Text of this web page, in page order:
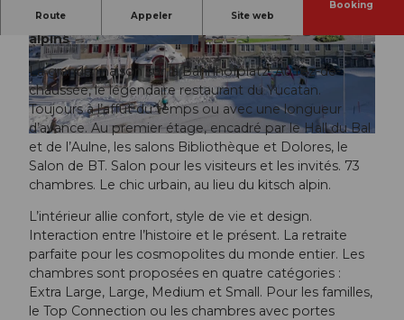
© swisshotel, Hampi Krhenbhl
© Bellevue-Terminus |CC-BY-NC-ND © swisshotel, Hampi Krhenbhl
Route Appeler Site web
Booking
Un style de vie urbain au milieu des paysages
alpins
La grande maison sur la Bahnhofplatz. Au rez-de-
chaussée, le légendaire restaurant du Yucatan.
Toujours à l’affût du temps ou avec une longueur
d’avance. Au premier étage, encadré par le Hall du Bal
et de l’Aulne, les salons Bibliothèque et Dolores, le
Salon de BT. Salon pour les visiteurs et les invités. 73
chambres. Le chic urbain, au lieu du kitsch alpin.
L’intérieur allie confort, style de vie et design.
Interaction entre l’histoire et le présent. La retraite
parfaite pour les cosmopolites du monde entier. Les
chambres sont proposées en quatre catégories :
Extra Large, Large, Medium et Small. Pour les familles,
le Top Connection ou les chambres avec portes